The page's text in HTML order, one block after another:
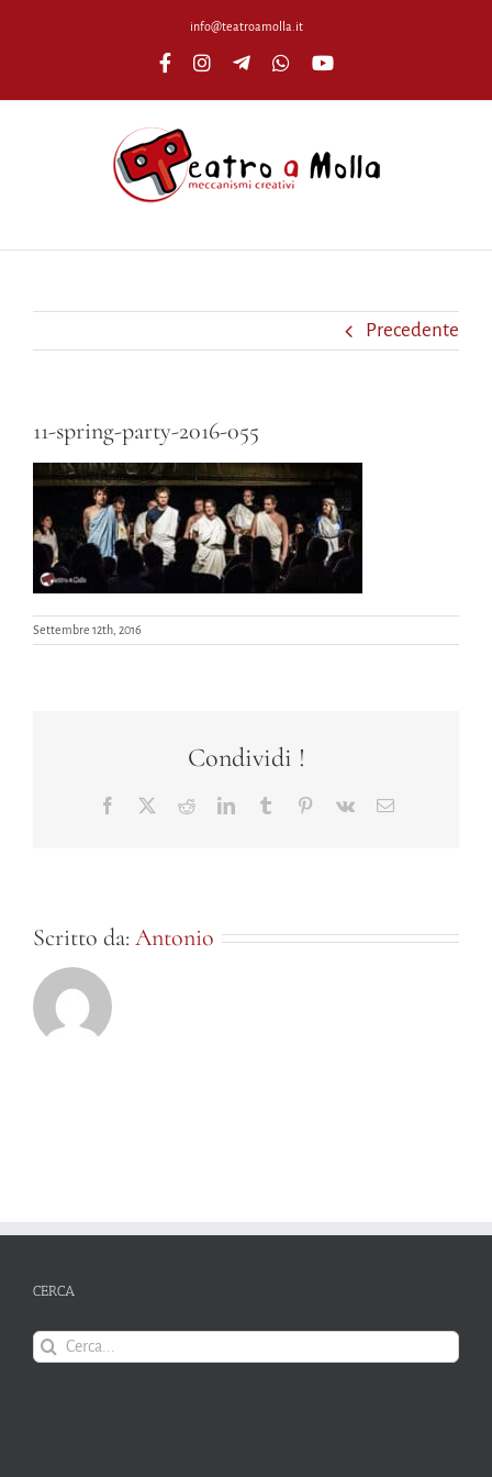
info@teatroamolla.it
FacebookInstagramTelegramWhatsAppYouTube
Precedente
11-spring-party-2016-055
Settembre 12th, 2016
Condividi !
Facebook RedditLinkedInTumblr Pinterest
Vk Email
Scritto da: Antonio
CERCA
Cerca
per: